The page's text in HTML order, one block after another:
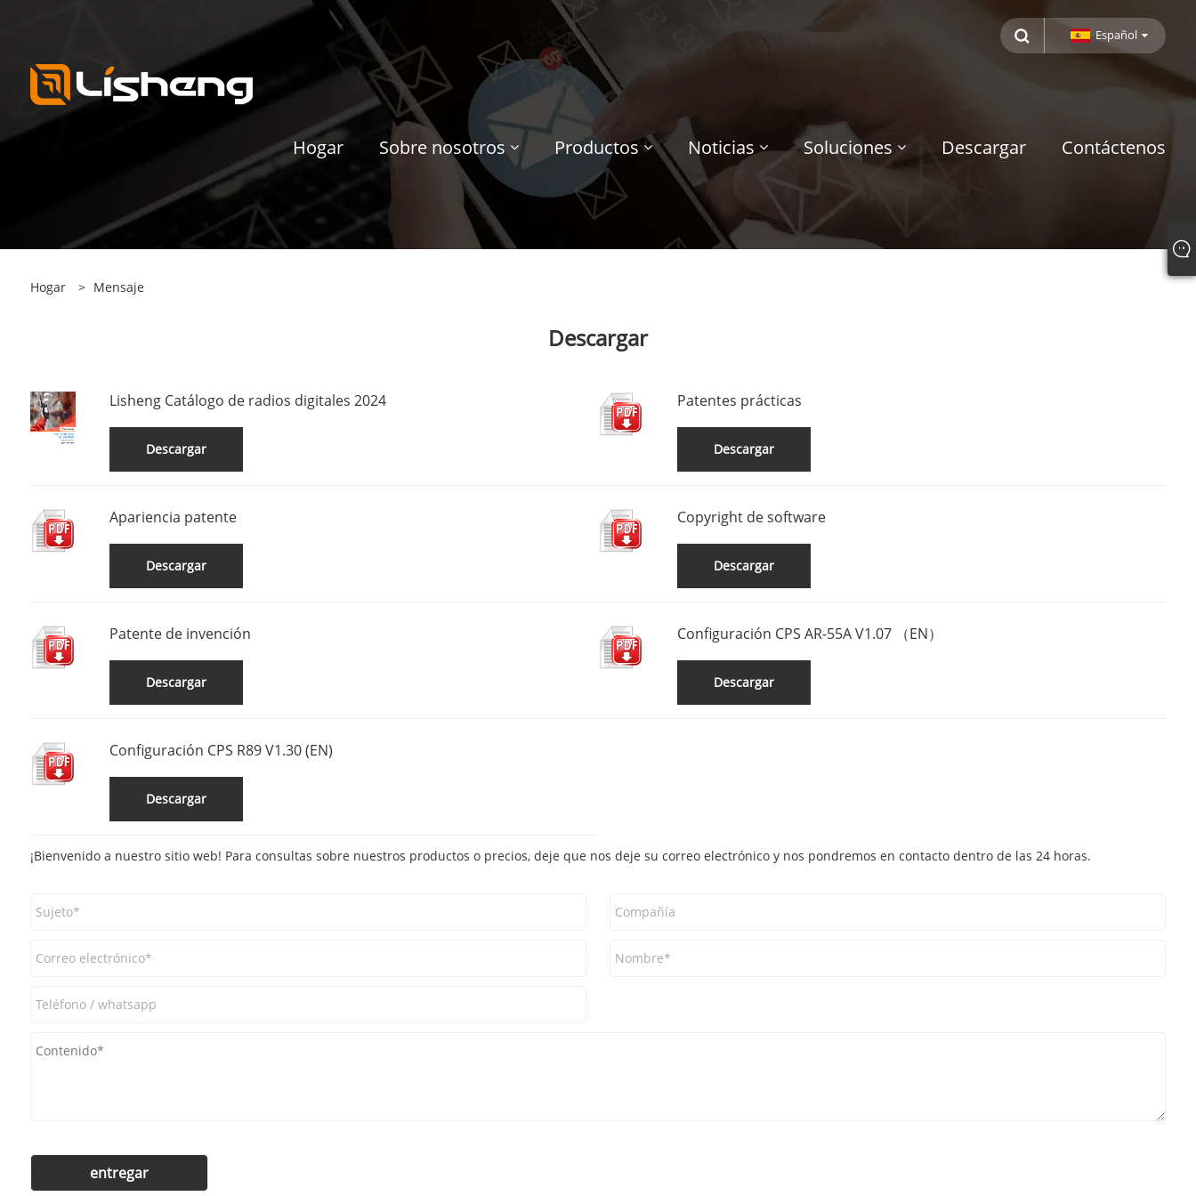
Español
Hogar Sobre nosotros Productos Noticias Soluciones Descargar Contáctenos
Hogar > Mensaje
Descargar
Lisheng Catálogo de radios digitales 2024
Descargar
Patentes prácticas
Descargar
Apariencia patente
Descargar
Copyright de software
Descargar
Patente de invención
Descargar
Configuración CPS AR-55A V1.07 （EN）
Descargar
Configuración CPS R89 V1.30 (EN)
Descargar
¡Bienvenido a nuestro sitio web! Para consultas sobre nuestros productos o precios, deje que nos deje su correo electrónico y nos pondremos en contacto dentro de las 24 horas.